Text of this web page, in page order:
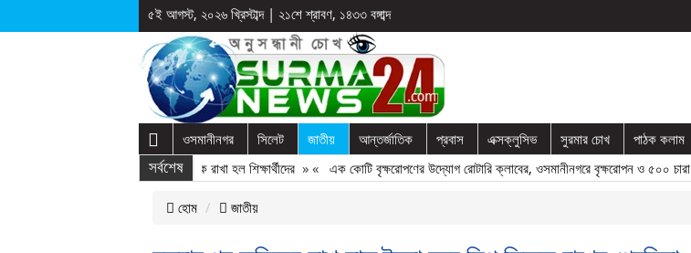
৫ই আগস্ট, ২০২৬ খ্রিস্টাব্দ| ২১শে শ্রাবণ, ১৪৩৩ বঙ্গাব্দ
ওসমানীনগর সিলেট জাতীয় আন্তর্জাতিক প্রবাস এক্সক্লুসিভ সুরমার চোখ পাঠক কলাম
সর্বশেষ
দুপ্রক’র অনুষ্ঠান: ছুটির পরও আটকে রাখা হল শিক্ষার্থীদের» « এক কোটি বৃক্ষরোপণের উদ্যোগ রোটারি ক্লাবের, ওসমানীনগরে বৃক্ষরোপন ও ৫০০ চারা বিতরণ
হোম জাতীয়